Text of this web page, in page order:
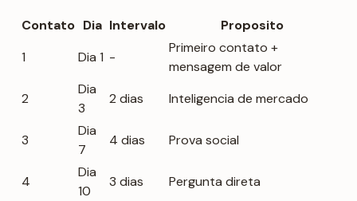
Contato Dia Intervalo
Proposito
1
Dia 1 -
Primeiro contato +
mensagem de valor
2
Dia
3
2 dias Inteligencia de mercado
3
Dia
7
4 dias Prova social
4
Dia
10
3 dias Pergunta direta